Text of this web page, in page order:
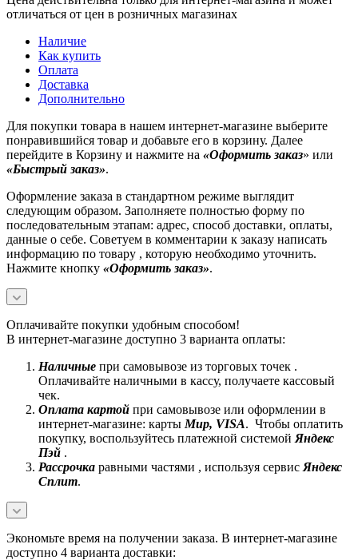
отличаться от цен в розничных магазинах
Наличие
Как купить
Оплата
Доставка
Дополнительно
Для покупки товара в нашем интернет-магазине выберите
понравившийся товар и добавьте его в корзину. Далее
перейдите в Корзину и нажмите на «Оформить заказ» или
«Быстрый заказ».
Оформление заказа в стандартном режиме выглядит
следующим образом. Заполняете полностью форму по
последовательным этапам: адрес, способ доставки, оплаты,
данные о себе. Советуем в комментарии к заказу написать
информацию по товару , которую необходимо уточнить.
Нажмите кнопку «Оформить заказ».
Оплачивайте покупки удобным способом!
В интернет-магазине доступно 3 варианта оплаты:
Наличные при самовывозе из торговых точек .
Оплачивайте наличными в кассу, получаете кассовый
чек.
Оплата картой при самовывозе или оформлении в
интернет-магазине: карты Mир, VISA. Чтобы оплатить
покупку, воспользуйтесь платежной системой Яндекс
Пэй .
Рассрочка равными частями , используя сервис Яндекс
Сплит.
Экономьте время на получении заказа. В интернет-магазине
доступно 4 варианта доставки: